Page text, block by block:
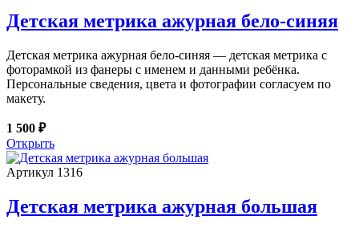
Детская метрика ажурная бело-синяя
Детская метрика ажурная бело-синяя — детская метрика с
фоторамкой из фанеры с именем и данными ребёнка.
Персональные сведения, цвета и фотографии согласуем по
макету.
1 500 ₽
Открыть
Артикул 1316
Детская метрика ажурная большая